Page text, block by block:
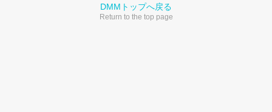
DMMトップへ戻る
Return to the top page